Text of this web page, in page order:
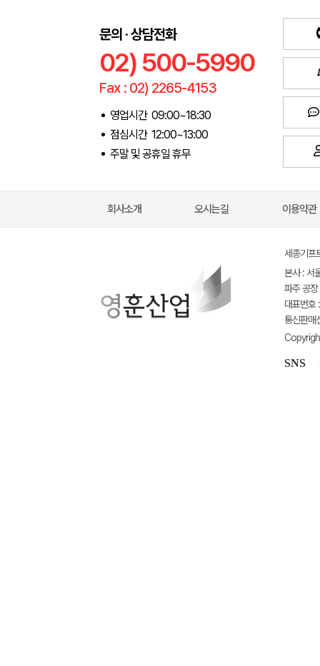
문의 · 상담전화
02) 500-5990
Fax : 02) 2265-4153
영업시간 09:00~18:30
점심시간 12:00~13:00
주말 및 공휴일 휴무
회사소개 오시는길 이용약관
세종기
본사 : 서
파주 공
대표번
통신판
SNS